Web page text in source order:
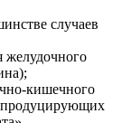
случаев
желудочного
кишечного
продуцирующих